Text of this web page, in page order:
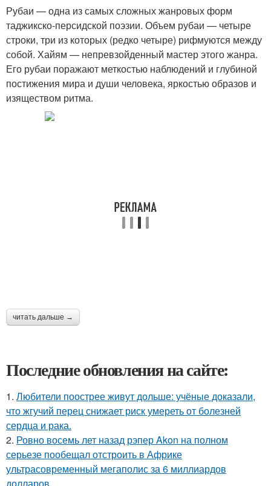
Рубаи — одна из самых сложных жанровых форм
таджикско-персидской поэзии. Объем рубаи — четыре
строки, три из которых (редко четыре) рифмуются между
собой. Хайям — непревзойденный мастер этого жанра.
Его рубаи поражают меткостью наблюдений и глубиной
постижения мира и души человека, яркостью образов и
изяществом ритма.
читать дальше →
Последние обновления на сайте:
1. Любители поострее живут дольше: учёные доказали,
что жгучий перец снижает риск умереть от болезней
сердца и рака.
2. Ровно восемь лет назад рэпер Akon на полном
серьезе пообещал отстроить в Африке
ультрасовременный мегаполис за 6 миллиардов